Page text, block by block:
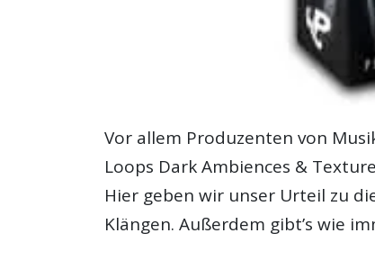
Vor allem Produzenten von
Loops Dark Ambiences &
Hier geben wir unser Urteil zu
Klängen. Außerdem gibt’s wie